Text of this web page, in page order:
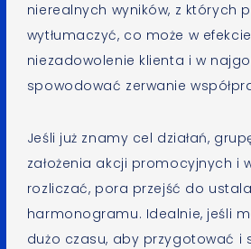
nierealnych wyników, z których
wytłumaczyć, co może w
niezadowolenie klienta i w
spowodować zerwanie
Jeśli już znamy cel działań,
założenia akcji promocyjnych i
rozliczać, pora przejść do
harmonogramu. Idealnie, jeśli
dużo czasu, aby przygotować i